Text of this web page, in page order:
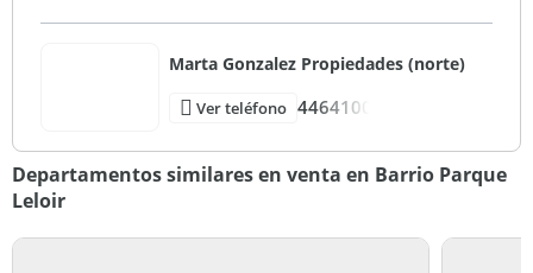
Marta Gonzalez Propiedades (norte)
Ver teléfono 4464100
Departamentos similares en venta en Barrio Parque
Leloir